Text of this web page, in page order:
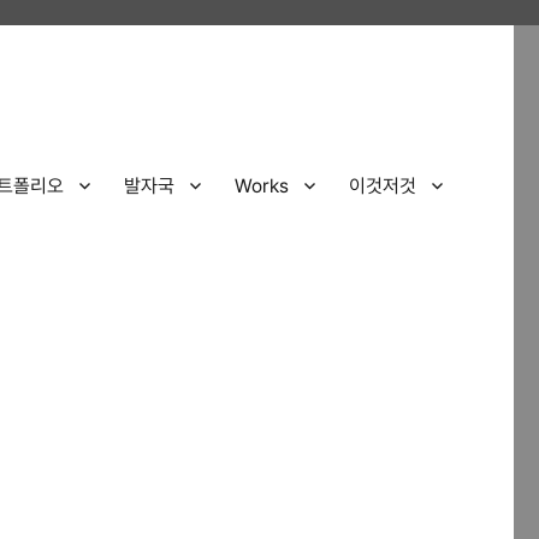
폴리오 발자국 Works 이것저것